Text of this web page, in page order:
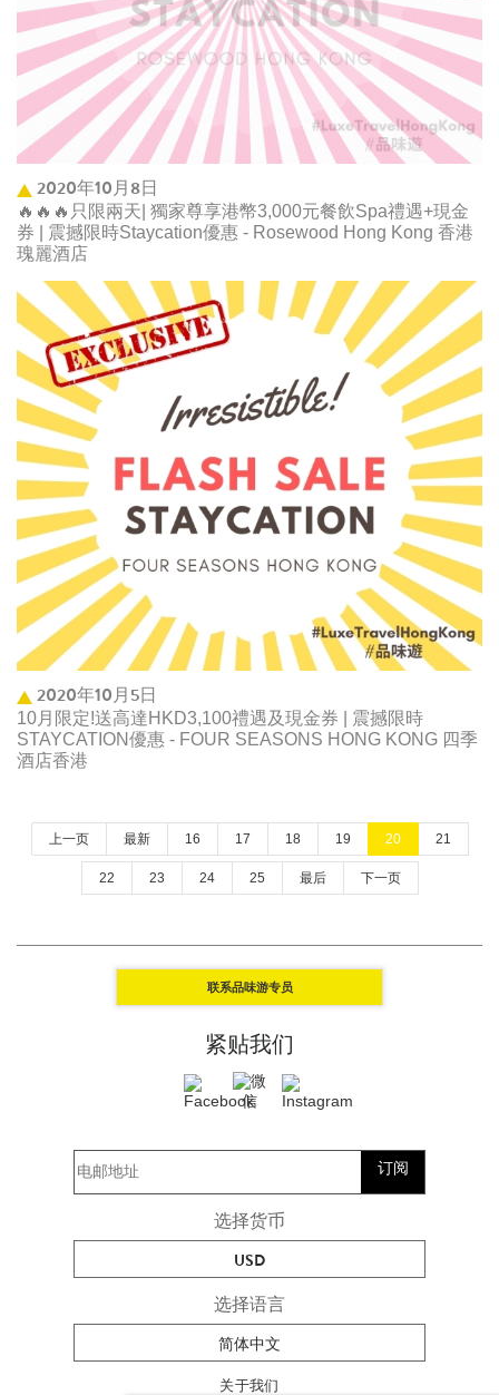
2020年10月8日
🔥🔥🔥只限兩天| 獨家尊享港幣3,000元餐飲Spa禮遇+現金
券 | 震撼限時Staycation優惠 - Rosewood Hong Kong 香港
瑰麗酒店
2020年10月5日
10月限定!送高達HKD3,100禮遇及現金券 | 震撼限時
STAYCATION優惠 - FOUR SEASONS HONG KONG 四季
酒店香港
上一页 最新 16 17 18 19 20 21
22 23 24 25 最后 下一页
联系品味游专员
紧贴我们
订阅
选择货币
USD
选择语言
简体中文
关于我们